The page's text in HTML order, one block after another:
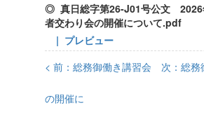
◎ 真日総字第26-J01号公文 2026
者交わり会の開催について.pdf
| プレビュー
< 前：総務御働き講習会
の開催に
次：総